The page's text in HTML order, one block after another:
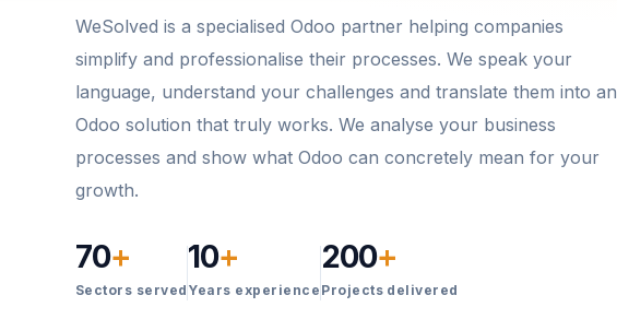
WeSolved is a specialised Odoo partner helping companies
simplify and professionalise their processes. We speak your
language, understand your challenges and translate them into an
Odoo solution that truly works. We analyse your business
processes and show what Odoo can concretely mean for your
growth.
70+
Sectors served
10+
Years experience
200+
Projects delivered